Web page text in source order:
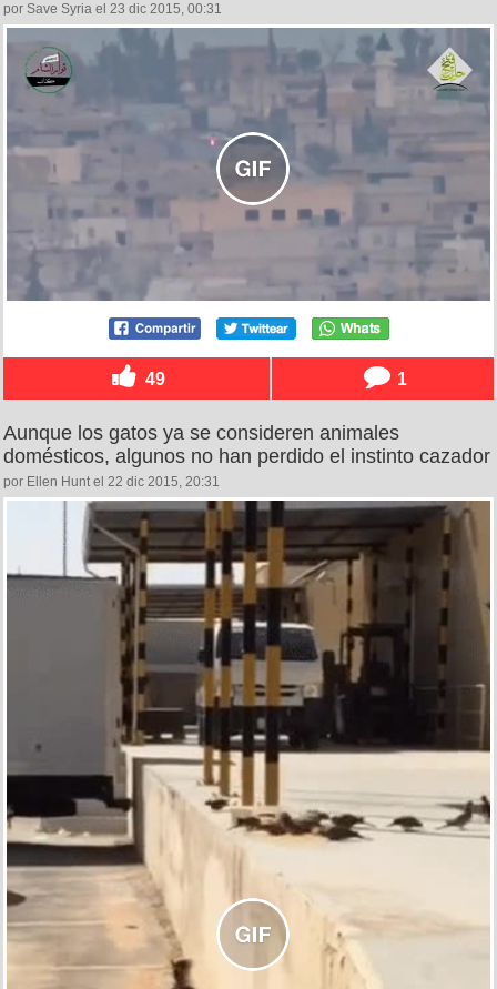
por Save Syria el 23 dic 2015, 00:31
49 1
Aunque los gatos ya se consideren animales
domésticos, algunos no han perdido el instinto cazador
por Ellen Hunt el 22 dic 2015, 20:31